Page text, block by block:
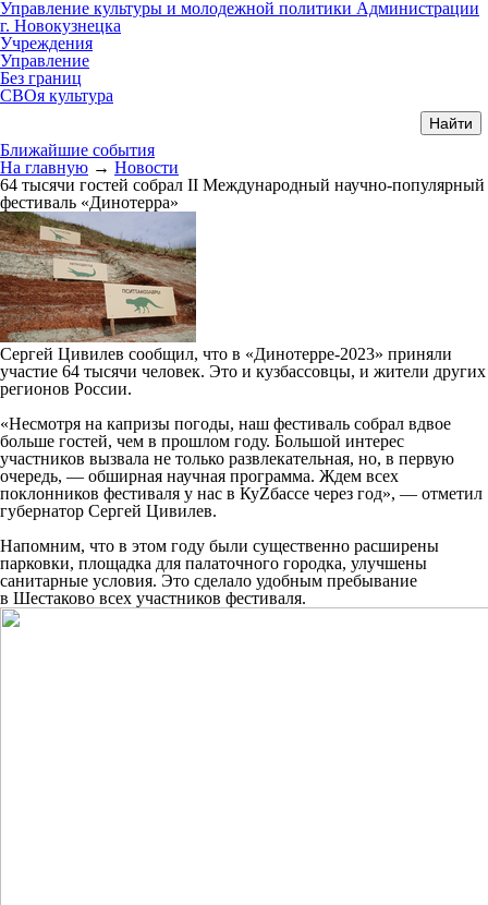
Управление культуры и молодежной политики Администрации
г. Новокузнецка
Учреждения
Управление
Без границ
СВОя культура
Ближайшие события
На главную → Новости
64 тысячи гостей собрал II Международный научно-популярный
фестиваль «Динотерра»
Сергей Цивилев сообщил, что в «Динотерре-2023» приняли
участие 64 тысячи человек. Это и кузбассовцы, и жители других
регионов России.
«Несмотря на капризы погоды, наш фестиваль собрал вдвое
больше гостей, чем в прошлом году. Большой интерес
участников вызвала не только развлекательная, но, в первую
очередь, — обширная научная программа. Ждем всех
поклонников фестиваля у нас в КуZбассе через год», — отметил
губернатор Сергей Цивилев.
Напомним, что в этом году были существенно расширены
парковки, площадка для палаточного городка, улучшены
санитарные условия. Это сделало удобным пребывание
в Шестаково всех участников фестиваля.